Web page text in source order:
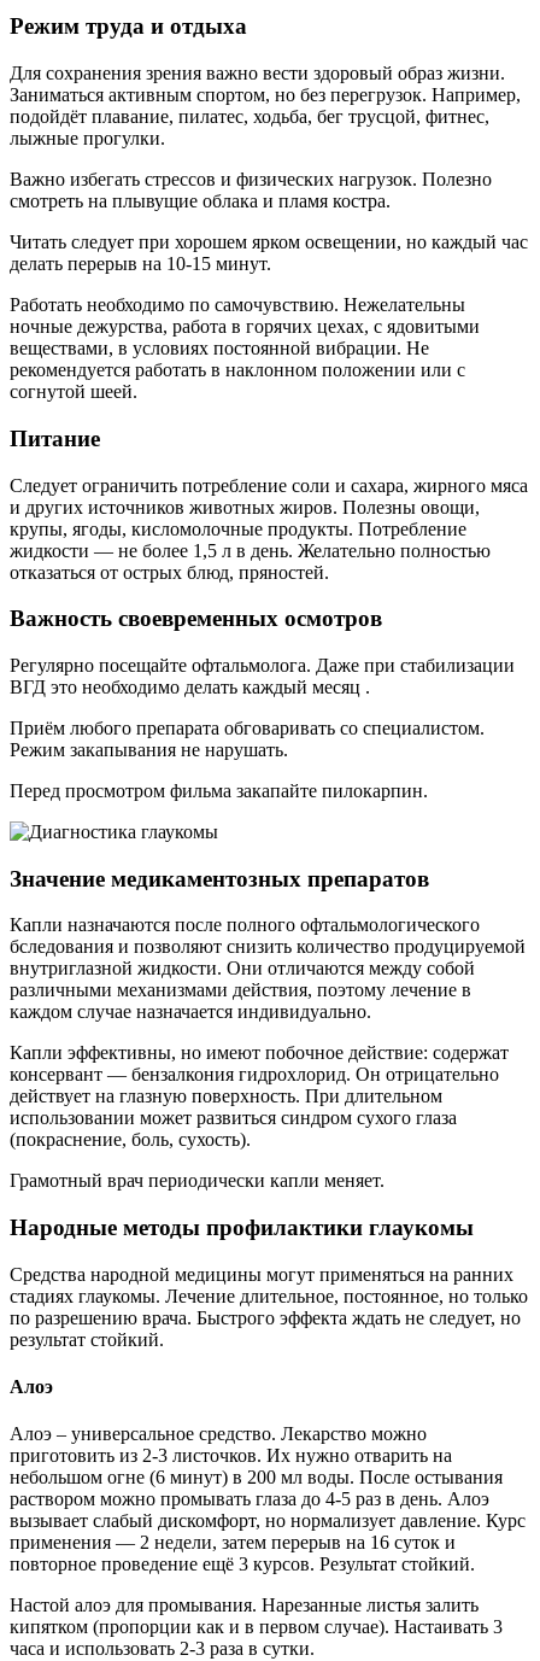
Режим труда и отдыха
Для сохранения зрения важно вести здоровый образ жизни.
Заниматься активным спортом, но без перегрузок. Например,
подойдёт плавание, пилатес, ходьба, бег трусцой, фитнес,
лыжные прогулки.
Важно избегать стрессов и физических нагрузок. Полезно
смотреть на плывущие облака и пламя костра.
Читать следует при хорошем ярком освещении, но каждый час
делать перерыв на 10-15 минут.
Работать необходимо по самочувствию. Нежелательны
ночные дежурства, работа в горячих цехах, с ядовитыми
веществами, в условиях постоянной вибрации. Не
рекомендуется работать в наклонном положении или с
согнутой шеей.
Питание
Следует ограничить потребление соли и сахара, жирного мяса
и других источников животных жиров. Полезны овощи,
крупы, ягоды, кисломолочные продукты. Потребление
жидкости — не более 1,5 л в день. Желательно полностью
отказаться от острых блюд, пряностей.
Важность своевременных осмотров
Регулярно посещайте офтальмолога. Даже при стабилизации
ВГД это необходимо делать каждый месяц .
Приём любого препарата обговаривать со специалистом.
Режим закапывания не нарушать.
Перед просмотром фильма закапайте пилокарпин.
Значение медикаментозных препаратов
Капли назначаются после полного офтальмологического
бследования и позволяют снизить количество продуцируемой
внутриглазной жидкости. Они отличаются между собой
различными механизмами действия, поэтому лечение в
каждом случае назначается индивидуально.
Капли эффективны, но имеют побочное действие: содержат
консервант — бензалкония гидрохлорид. Он отрицательно
действует на глазную поверхность. При длительном
использовании может развиться синдром сухого глаза
(покраснение, боль, сухость).
Грамотный врач периодически капли меняет.
Народные методы профилактики глаукомы
Средства народной медицины могут применяться на ранних
стадиях глаукомы. Лечение длительное, постоянное, но только
по разрешению врача. Быстрого эффекта ждать не следует, но
результат стойкий.
Алоэ
Алоэ – универсальное средство. Лекарство можно
приготовить из 2-3 листочков. Их нужно отварить на
небольшом огне (6 минут) в 200 мл воды. После остывания
раствором можно промывать глаза до 4-5 раз в день. Алоэ
вызывает слабый дискомфорт, но нормализует давление. Курс
применения — 2 недели, затем перерыв на 16 суток и
повторное проведение ещё 3 курсов. Результат стойкий.
Настой алоэ для промывания. Нарезанные листья залить
кипятком (пропорции как и в первом случае). Настаивать 3
часа и использовать 2-3 раза в сутки.